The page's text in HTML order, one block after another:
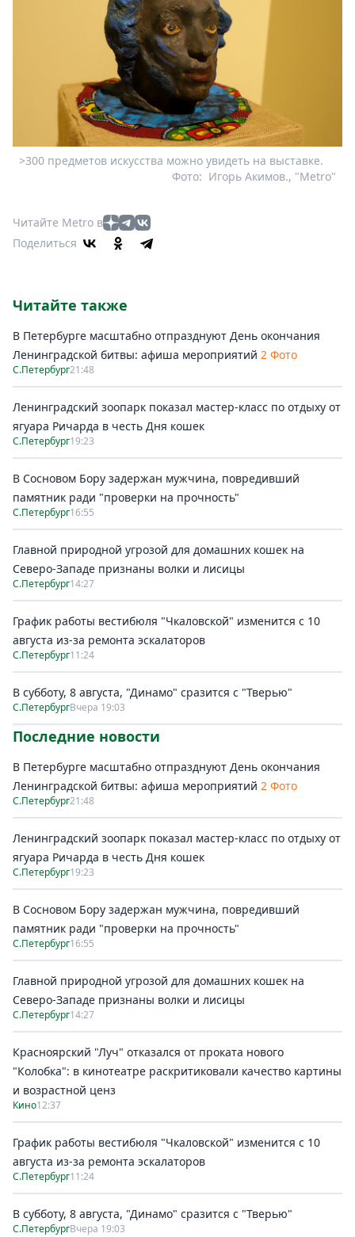
>300 предметов искусства можно увидеть на выставке.
Игорь Акимов., "Metro"
Фото:
Читайте Metro в
Поделиться
Читайте также
В Петербурге масштабно отпразднуют День окончания
Ленинградской битвы: афиша мероприятий 2 Фото
С.Петербург21:48
Ленинградский зоопарк показал мастер-класс по отдыху от
ягуара Ричарда в честь Дня кошек
С.Петербург19:23
В Сосновом Бору задержан мужчина, повредивший
памятник ради "проверки на прочность"
С.Петербург16:55
Главной природной угрозой для домашних кошек на
Северо-Западе признаны волки и лисицы
С.Петербург14:27
График работы вестибюля "Чкаловской" изменится с 10
августа из-за ремонта эскалаторов
С.Петербург11:24
В субботу, 8 августа, "Динамо" сразится с "Тверью"
С.ПетербургВчера 19:03
Последние новости
В Петербурге масштабно отпразднуют День окончания
Ленинградской битвы: афиша мероприятий 2 Фото
С.Петербург21:48
Ленинградский зоопарк показал мастер-класс по отдыху от
ягуара Ричарда в честь Дня кошек
С.Петербург19:23
В Сосновом Бору задержан мужчина, повредивший
памятник ради "проверки на прочность"
С.Петербург16:55
Главной природной угрозой для домашних кошек на
Северо-Западе признаны волки и лисицы
С.Петербург14:27
Красноярский "Луч" отказался от проката нового
"Колобка": в кинотеатре раскритиковали качество картины
и возрастной ценз
Кино12:37
График работы вестибюля "Чкаловской" изменится с 10
августа из-за ремонта эскалаторов
С.Петербург11:24
В субботу, 8 августа, "Динамо" сразится с "Тверью"
С.ПетербургВчера 19:03